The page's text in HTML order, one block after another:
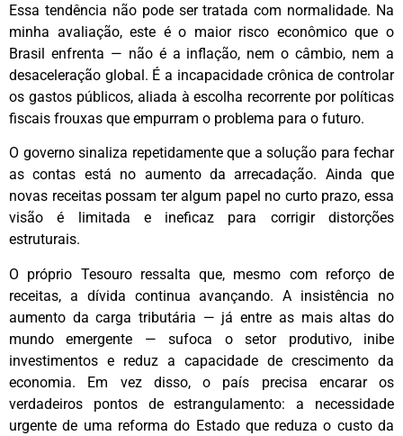
Essa tendência não pode ser tratada com normalidade. Na
minha avaliação, este é o maior risco econômico que o
Brasil enfrenta — não é a inflação, nem o câmbio, nem a
desaceleração global. É a incapacidade crônica de controlar
os gastos públicos, aliada à escolha recorrente por políticas
fiscais frouxas que empurram o problema para o futuro.
O governo sinaliza repetidamente que a solução para fechar
as contas está no aumento da arrecadação. Ainda que
novas receitas possam ter algum papel no curto prazo, essa
visão é limitada e ineficaz para corrigir distorções
estruturais.
O próprio Tesouro ressalta que, mesmo com reforço de
receitas, a dívida continua avançando. A insistência no
aumento da carga tributária — já entre as mais altas do
mundo emergente — sufoca o setor produtivo, inibe
investimentos e reduz a capacidade de crescimento da
economia. Em vez disso, o país precisa encarar os
verdadeiros pontos de estrangulamento: a necessidade
urgente de uma reforma do Estado que reduza o custo da